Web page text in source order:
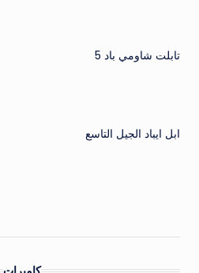
تابلت شاومي باد 5
ابل ايباد الجيل التاسع